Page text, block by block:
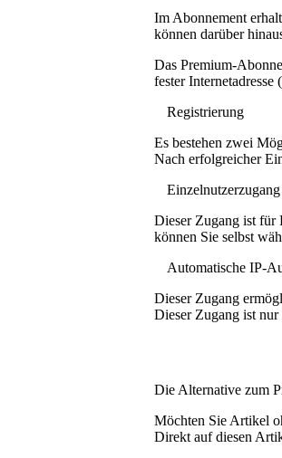
Im Abonnement
können darüber
Das Premium-
fester
Registrierung
Es bestehen zwei
Nach erfolgreicher
Dieser Zugang ist für
können Sie selbst
Automatische IP-
Dieser Zugang
Dieser Zugang ist
Die Alternative zum
Möchten Sie Artikel
Direkt auf diesen